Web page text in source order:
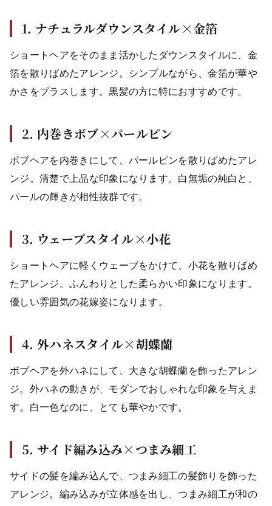
1. ナチュラルダウンスタイル×金箔
ショートヘアをそのまま活かしたダウンスタイルに、金
箔を散りばめたアレンジ。シンプルながら、金箔が華や
かさをプラスします。黒髪の方に特におすすめです。
2. 内巻きボブ×パールピン
ボブヘアを内巻きにして、パールピンを散りばめたアレ
ンジ。清楚で上品な印象になります。白無垢の純白と、
パールの輝きが相性抜群です。
3. ウェーブスタイル×小花
ショートヘアに軽くウェーブをかけて、小花を散りばめ
たアレンジ。ふんわりとした柔らかい印象になります。
優しい雰囲気の花嫁姿になります。
4. 外ハネスタイル×胡蝶蘭
ボブヘアを外ハネにして、大きな胡蝶蘭を飾ったアレン
ジ。外ハネの動きが、モダンでおしゃれな印象を与えま
す。白一色なのに、とても華やかです。
5. サイド編み込み×つまみ細工
サイドの髪を編み込んで、つまみ細工の髪飾りを飾った
アレンジ。編み込みが立体感を出し、つまみ細工が和の